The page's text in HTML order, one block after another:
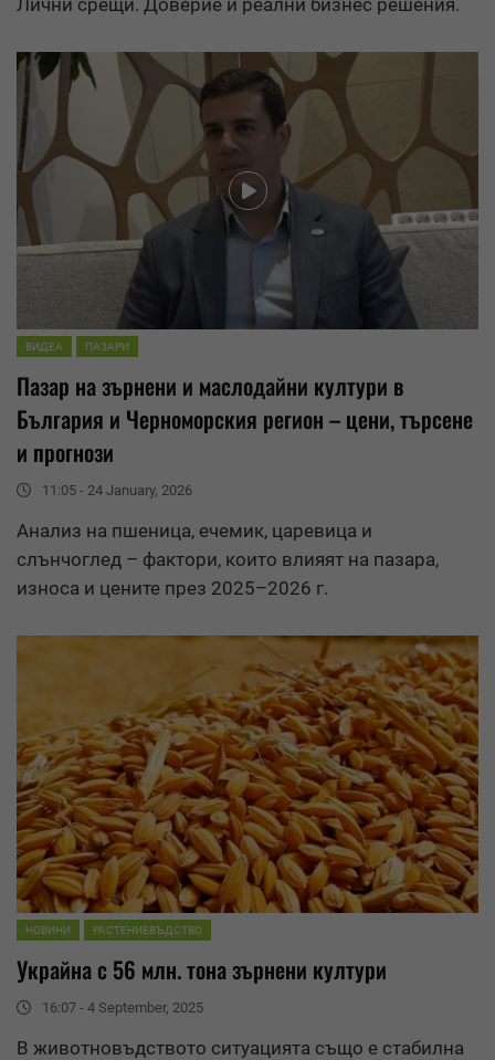
ВИДЕА ПАЗАРИ
Пазар на зърнени и маслодайни култури в
България и Черноморския регион – цени, търсене
и прогнози
11:05 - 24 January, 2026
Анализ на пшеница, ечемик, царевица и
слънчоглед – фактори, които влияят на пазара,
износа и цените през 2025–2026 г.
НОВИНИ РАСТЕНИЕВЪДСТВО
Украйна с 56 млн. тона зърнени култури
16:07 - 4 September, 2025
В животновъдството ситуацията също е стабилна